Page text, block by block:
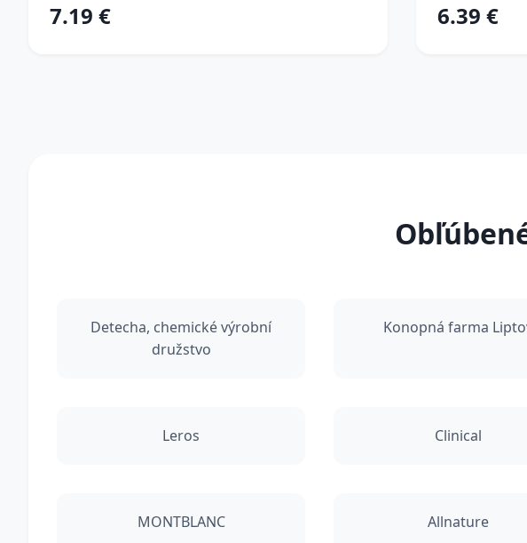
7.19 € 6.39 €
Detecha, chemické výrobní
družstvo
Konopná farma
Leros Clinical
MONTBLANC Allnature